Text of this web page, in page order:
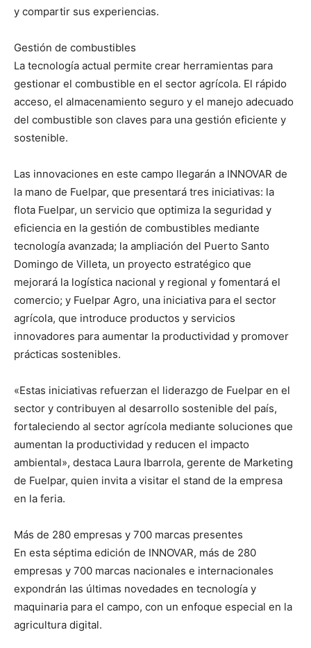
y compartir sus experiencias.
Gestión de combustibles
La tecnología actual permite crear herramientas para
gestionar el combustible en el sector agrícola. El rápido
acceso, el almacenamiento seguro y el manejo adecuado
del combustible son claves para una gestión eficiente y
sostenible.
Las innovaciones en este campo llegarán a INNOVAR de
la mano de Fuelpar, que presentará tres iniciativas: la
flota Fuelpar, un servicio que optimiza la seguridad y
eficiencia en la gestión de combustibles mediante
tecnología avanzada; la ampliación del Puerto Santo
Domingo de Villeta, un proyecto estratégico que
mejorará la logística nacional y regional y fomentará el
comercio; y Fuelpar Agro, una iniciativa para el sector
agrícola, que introduce productos y servicios
innovadores para aumentar la productividad y promover
prácticas sostenibles.
«Estas iniciativas refuerzan el liderazgo de Fuelpar en el
sector y contribuyen al desarrollo sostenible del país,
fortaleciendo al sector agrícola mediante soluciones que
aumentan la productividad y reducen el impacto
ambiental», destaca Laura Ibarrola, gerente de Marketing
de Fuelpar, quien invita a visitar el stand de la empresa
en la feria.
Más de 280 empresas y 700 marcas presentes
En esta séptima edición de INNOVAR, más de 280
empresas y 700 marcas nacionales e internacionales
expondrán las últimas novedades en tecnología y
maquinaria para el campo, con un enfoque especial en la
agricultura digital.